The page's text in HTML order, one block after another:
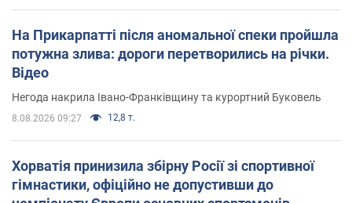
На Прикарпатті після аномальної спеки пройшла
потужна злива: дороги перетворились на річки.
Відео
Негода накрила Івано-Франківщину та курортний Буковель
8.08.2026 09:27 12,8 т.
Хорватія принизила збірну Росії зі спортивної
гімнастики, офіційно не допустивши до